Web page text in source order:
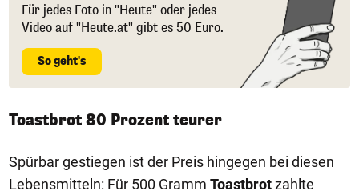
Für jedes Foto in "Heute" oder jedes
Video auf "Heute.at" gibt es 50 Euro.
So geht's
Toastbrot 80 Prozent teurer
Spürbar gestiegen ist der Preis hingegen bei diesen
Lebensmitteln: Für 500 Gramm Toastbrotzahlte